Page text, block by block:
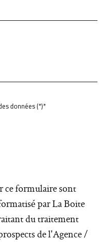
données (*)*
ce formulaire sont
par La Boite
du traitement
de l'Agence /